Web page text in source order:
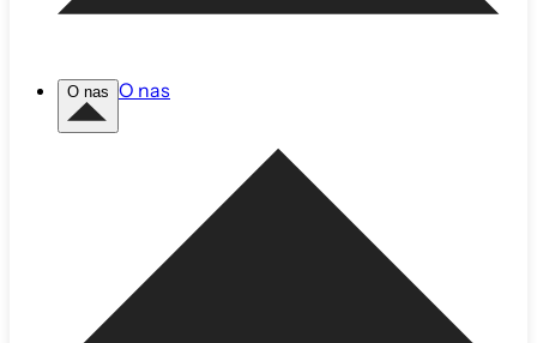
O nas O nas